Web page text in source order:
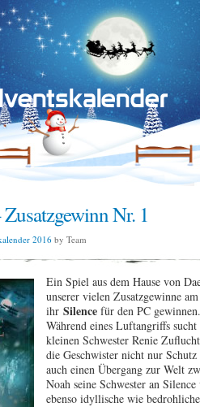
Nr. 1
2016 by Team
Ein Spiel aus dem Hause von
unserer vielen Zusatzgewinne
ihr Silence für den PC
Während eines Luftangriffs
kleinen Schwester Renie
die Geschwister nicht nur
auch einen Übergang zur Welt
Noah seine Schwester an
ebenso idyllische wie